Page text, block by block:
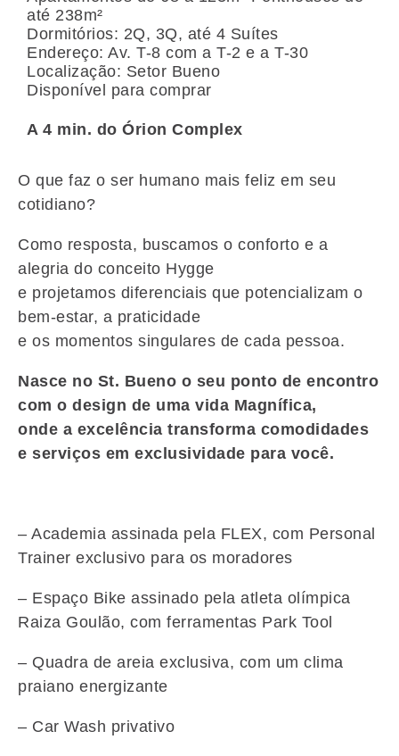
até 238m²
Dormitórios: 2Q, 3Q, até 4 Suítes
Endereço: Av. T-8 com a T-2 e a T-30
Localização: Setor Bueno
Disponível para comprar
A 4 min. do Órion Complex
O que faz o ser humano mais feliz em seu
cotidiano?
Como resposta, buscamos o conforto e a
alegria do conceito Hygge
e projetamos diferenciais que potencializam o
bem-estar, a praticidade
e os momentos singulares de cada pessoa.
Nasce no St. Bueno o seu ponto de encontro
com o design de uma vida Magnífica,
onde a excelência transforma comodidades
e serviços em exclusividade para você.
– Academia assinada pela FLEX, com Personal
Trainer exclusivo para os moradores
– Espaço Bike assinado pela atleta olímpica
Raiza Goulão, com ferramentas Park Tool
– Quadra de areia exclusiva, com um clima
praiano energizante
– Car Wash privativo